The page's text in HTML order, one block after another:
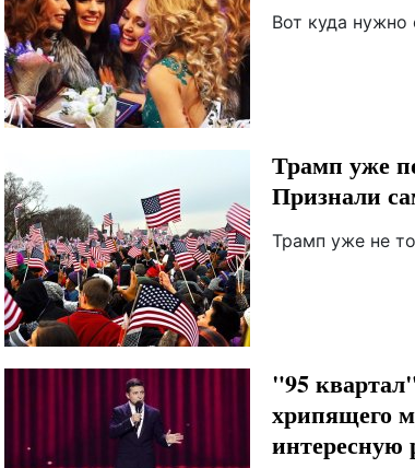
Вот куда нужно
Трамп уже
Признали
Трамп уже не
"95
хрипящего
интересную